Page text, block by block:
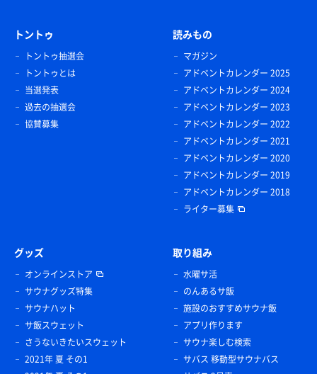
トントゥ
トントゥ抽選会
トントゥとは
当選発表
過去の抽選会
協賛募集
読みもの
マガジン
アドベントカレンダー 2025
アドベントカレンダー 2024
アドベントカレンダー 2023
アドベントカレンダー 2022
アドベントカレンダー 2021
アドベントカレンダー 2020
アドベントカレンダー 2019
アドベントカレンダー 2018
ライター募集
グッズ
オンラインストア
サウナグッズ特集
サウナハット
サ飯スウェット
さうないきたいスウェット
2021年 夏 その1
取り組み
水曜サ活
のんあるサ飯
施設のおすすめサウナ飯
アプリ作ります
サウナ楽しむ検索
サバス 移動型サウナバス